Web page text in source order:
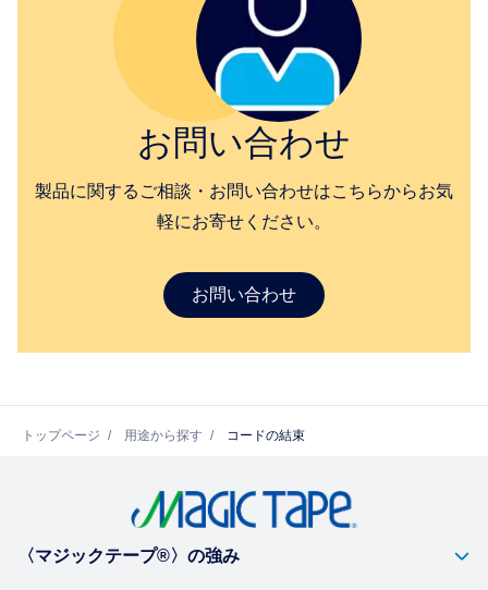
お問い合わせ
製品に関するご相談・お問い合わせはこちらからお気
軽にお寄せください。
お問い合わせ
トップページ 用途から探す コードの結束
〈マジックテープ®〉の強み